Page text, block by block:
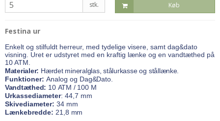
stk. Køb
Festina ur
Enkelt og stilfuldt herreur, med tydelige visere, samt dag&dato
visning. Uret er udstyret med en kraftig lænke og en vandtæthed på
10 ATM.
Materialer: Hærdet mineralglas, stålurkasse og stållænke.
Funktioner: Analog og Dag&Dato.
Vandtæthed: 10 ATM / 100 M
Urkassediameter: 44,7 mm
Skivediameter: 34 mm
Lænkebredde: 21,8 mm